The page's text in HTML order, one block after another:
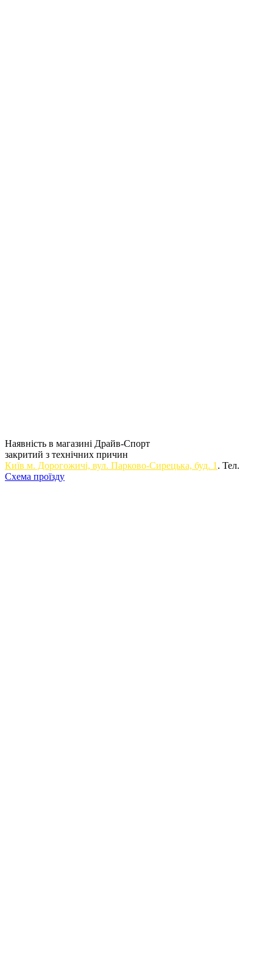
Наявність в магазині Драйв-Спорт
закритий з технічних причин
Київ м. Дорогожичi, вул. Парково-Сирецька, буд. 1 . Тел.
Схема проїзду